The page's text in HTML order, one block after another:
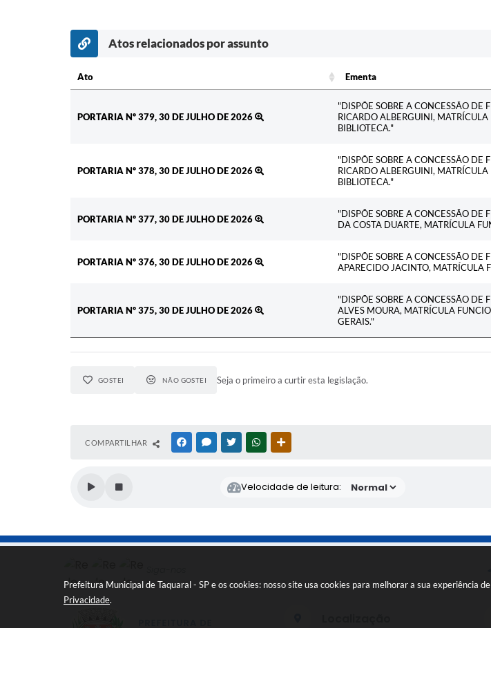
Prefeitura Municipal de Taquaral - SP e os cookies: nosso site usa cookies para melhorar a sua experiência
Privacidade.
Atos relacionados por assunto
Ato Ementa
PORTARIA Nº 379, 30 DE JULHO DE 2026
"DISPÕE SOBRE A CONCESSÃO DE
RICARDO ALBERGUINI,
BIBLIOTECA."
PORTARIA Nº 378, 30 DE JULHO DE 2026
"DISPÕE SOBRE A CONCESSÃO DE
RICARDO ALBERGUINI,
BIBLIOTECA."
PORTARIA Nº 377, 30 DE JULHO DE 2026
"DISPÕE SOBRE A CONCESSÃO DE
DA COSTA DUARTE, MATRÍCULA
PORTARIA Nº 376, 30 DE JULHO DE 2026
"DISPÕE SOBRE A CONCESSÃO DE
APARECIDO JACINTO, MATRÍCULA
PORTARIA Nº 375, 30 DE JULHO DE 2026
"DISPÕE SOBRE A CONCESSÃO DE
ALVES MOURA, MATRÍCULA
GERAIS."
GOSTEI NÃO GOSTEI Seja o primeiro a curtir esta legislação.
COMPARTILHAR FACEBOOKMESSENGER
TWITTERWHATSAPP
Velocidade de leitura: